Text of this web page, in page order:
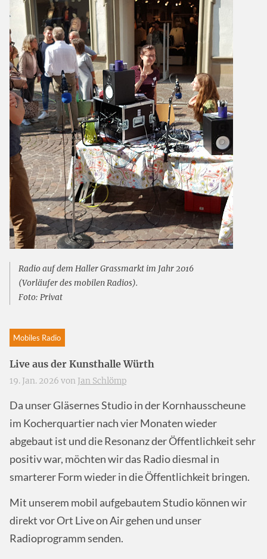
Radio auf dem Haller Grassmarkt im Jahr 2016
(Vorläufer des mobilen Radios).
Foto: Privat
Mobiles Radio
Live aus der Kunsthalle Würth
19. Jan. 2026 von Jan Schlömp
Da unser Gläsernes Studio in der Kornhausscheune
im Kocherquartier nach vier Monaten wieder
abgebaut ist und die Resonanz der Öffentlichkeit sehr
positiv war, möchten wir das Radio diesmal in
smarterer Form wieder in die Öffentlichkeit bringen.
Mit unserem mobil aufgebautem Studio können wir
direkt vor Ort Live on Air gehen und unser
Radioprogramm senden.